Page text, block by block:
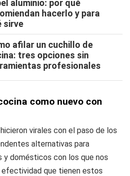
aluminio: por qué
hacerlo y para
sirve
afilar un cuchillo de
tres opciones sin
profesionales
como nuevo con
virales con el paso de los
alternativas para
y domésticos con los que nos
efectividad que tienen estos